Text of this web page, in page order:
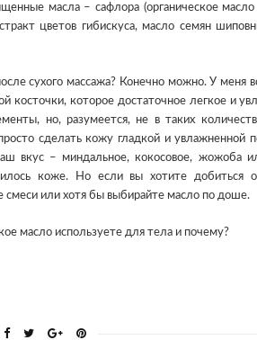
масла – сафлора (органическое
цветов гибискуса, масло семян
сухого массажа? Конечно можно. У меня
косточки, которое достаточное легкое и
но, разумеется, не в таких
сделать кожу гладкой и увлажненной
вкус – миндальное, кокосовое, жожоба
коже. Но если вы хотите добиться
смеси или хотя бы выбирайте масло по доше.
масло используете для тела и почему?